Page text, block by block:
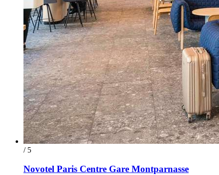
/ 5
Novotel Paris Centre Gare Montparnasse